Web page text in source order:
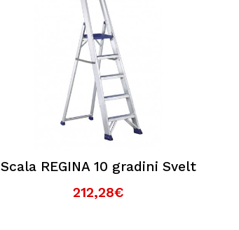
Scala REGINA 10 gradini Svelt
212,28€